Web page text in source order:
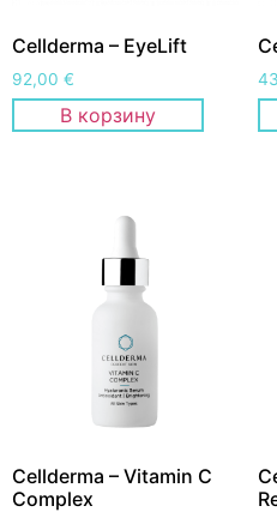
Cellderma – EyeLift
92,00 €
В корзину
Cellderma – Vitamin C
Complex